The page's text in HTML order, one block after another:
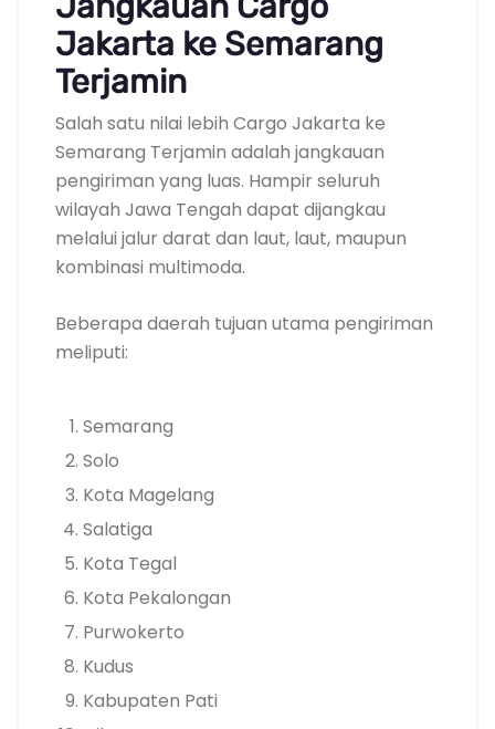
Jakarta ke Semarang
Terjamin
Salah satu nilai lebih Cargo Jakarta ke
Semarang Terjamin adalah jangkauan
pengiriman yang luas. Hampir seluruh
wilayah Jawa Tengah dapat dijangkau
melalui jalur darat dan laut, laut, maupun
kombinasi multimoda.
Beberapa daerah tujuan utama pengiriman
meliputi:
Semarang
Solo
Kota Magelang
Salatiga
Kota Tegal
Kota Pekalongan
Purwokerto
Kudus
Kabupaten Pati